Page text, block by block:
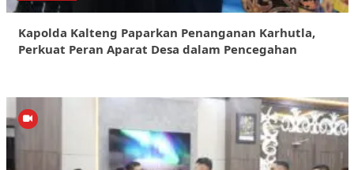
Kapolda Kalteng Paparkan Penanganan Karhutla,
Perkuat Peran Aparat Desa dalam Pencegahan